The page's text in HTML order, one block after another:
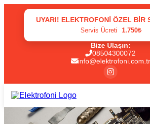
UYARI! ELEKTROFONI ÖZEL BIR
Servis Ücreti 1.750₺
Bize Ulaşın:
08504300072
info@elektrofoni.com.tr